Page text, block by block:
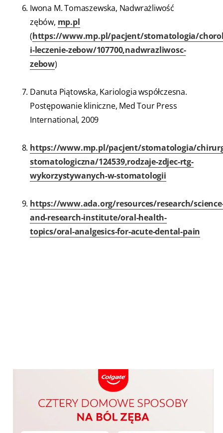
Iwona M. Tomaszewska, Nadwrażliwość
zębów, mp.pl
(https://www.mp.pl/pacjent/stomatologia/
i-leczenie-zebow/107700,nadwrazliwosc-
zebow)
Danuta Piątowska, Kariologia współczesna.
Postępowanie kliniczne, Med Tour Press
International, 2009
https://www.mp.pl/pacjent/stomatologia/
stomatologiczna/124539,rodzaje-zdjec-rtg-
wykorzystywanych-w-stomatologii
https://www.ada.org/resources/research/
and-research-institute/oral-health-
topics/oral-analgesics-for-acute-dental-pain